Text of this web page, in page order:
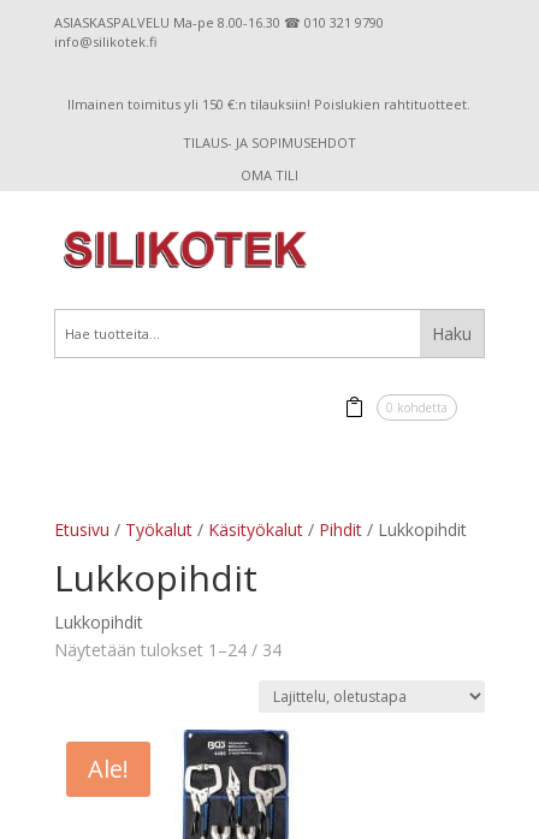
ASIASKASPALVELU Ma-pe 8.00-16.30 ☎ 010 321 9790
info@silikotek.fi
Ilmainen toimitus yli 150 €:n tilauksiin! Poislukien rahtituotteet.
TILAUS- JA SOPIMUSEHDOT
OMA TILI
0 kohdetta
Etusivu / Työkalut/ Käsityökalut/ Pihdit/ Lukkopihdit
Lukkopihdit
Lukkopihdit
Näytetään tulokset 1–24 / 34
Ale!